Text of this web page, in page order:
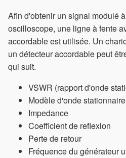
Afin d'obtenir un signal modulé
oscilloscope, une ligne à fente
accordable est utilisée. Un
un détecteur accordable peut
qui suit.
VSWR (rapport d'onde
Modèle d'onde stationnaire
Impedance
Coefficient de reflexion
Perte de retour
Fréquence du générateur